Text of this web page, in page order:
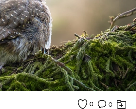
0 0